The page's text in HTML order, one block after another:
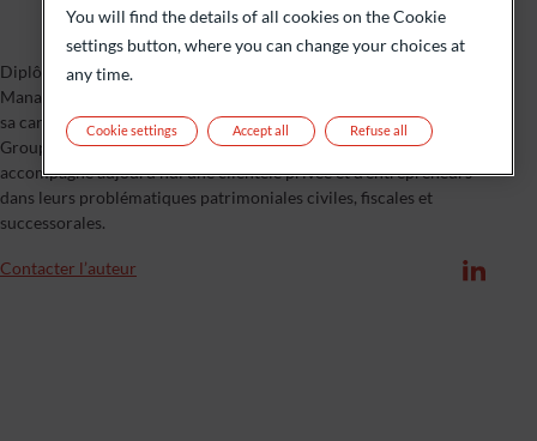
Diplômée de l’Université Paris Dauphine PSL en Wealth
Management et en droit du patrimoine, Audrey Bernard a débuté
sa carrière en ingénierie patrimoniale en notariat au sein du
Groupe Monassier avant de rejoindre ODDO BHF en 2024. Elle
accompagne aujourd’hui une clientèle privée et d’entrepreneurs
dans leurs problématiques patrimoniales civiles, fiscales et
successorales.
Contacter l’auteur
You will find the details of all cookies on the Cookie
settings button, where you can change your choices at
any time.
Cookie settings Refuse all
Accept all